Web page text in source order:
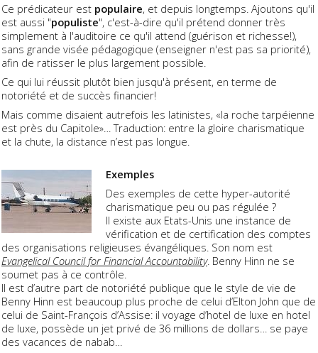
Ce prédicateur est populaire, et depuis longtemps. Ajoutons qu'il
est aussi "populiste", c'est-à-dire qu'il prétend donner très
simplement à l'auditoire ce qu'il attend (guérison et richesse!),
sans grande visée pédagogique (enseigner n'est pas sa priorité),
afin de ratisser le plus largement possible.
Ce qui lui réussit plutôt bien jusqu'à présent, en terme de
notoriété et de succès financier!
Mais comme disaient autrefois les latinistes, «la roche tarpéienne
est près du Capitole»… Traduction: entre la gloire charismatique
et la chute, la distance n’est pas longue.
Exemples
Des exemples de cette hyper-autorité
charismatique peu ou pas régulée ?
Il existe aux Etats-Unis une instance de
vérification et de certification des comptes
des organisations religieuses évangéliques. Son nom est
Evangelical Council for Financial Accountability. Benny Hinn ne se
soumet pas à ce contrôle.
Il est d’autre part de notoriété publique que le style de vie de
Benny Hinn est beaucoup plus proche de celui d’Elton John que de
celui de Saint-François d’Assise: il voyage d’hotel de luxe en hotel
de luxe, possède un jet privé de 36 millions de dollars… se paye
des vacances de nabab…